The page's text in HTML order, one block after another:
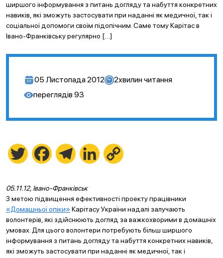
ширшого інформування з питань догляду та набуття конкретних
навиків, які зможуть застосувати при наданні як медичної, так і
соціальної допомоги своїм підопічним. Саме тому Карітас в
Івано-Франківську регулярно […]
05 Листопада 2012 2хвилин читання
переглядів 93
Twitter FacebookTelegramLinkedIn
05.11.12, Івано-Франківськ
З метою підвищення ефективності проекту працівники
«Домашньої опіки» Карітасу України надалі залучають
волонтерів, які здійснюють догляд за важкохворими в домашніх
умовах. Для цього волонтери потребують більш ширшого
інформування з питань догляду та набуття конкретних навиків,
які зможуть застосувати при наданні як медичної, так і